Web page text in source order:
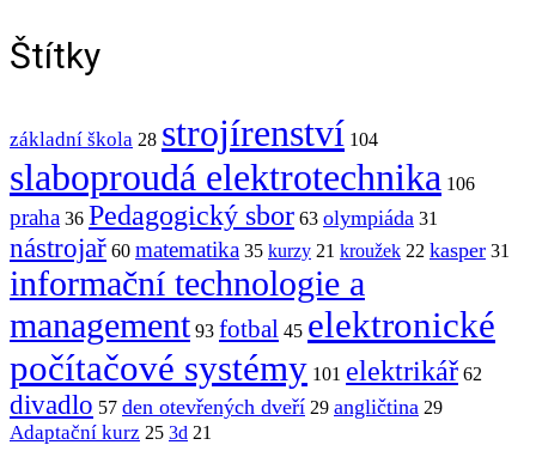
Štítky
základní škola 28 strojírenství 104
slaboproudá elektrotechnika 106
praha 36 Pedagogický sbor 63 olympiáda 31
nástrojař 60 matematika 35 kurzy 21 kroužek 22 kasper 31
informační technologie a
management 93 fotbal 45 elektronické
počítačové systémy 101 elektrikář 62
divadlo 57 den otevřených dveří 29 angličtina 29
Adaptační kurz 25 3d 21